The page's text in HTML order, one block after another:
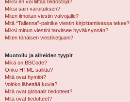
Miksi en voi liittää tiedostoja?
Miksi sain varoituksen?
Miten ilmoitan viestin valvojalle?
Mitä “Tallenna”-painike viestin kirjoittamisessa tekee?
Miksi minun viestini tarvitsee hyväksynnän?
Miten tönäisen viestiketjuani?
Muotoilu ja aiheiden tyypit
Mikä on BBCode?
Onko HTML sallittu?
Mitä ovat hymiöt?
Voinko lähettää kuvia?
Mitä ovat globaalit tiedotteet?
Mitä ovat tiedotteet?